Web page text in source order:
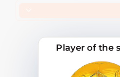
Player of the